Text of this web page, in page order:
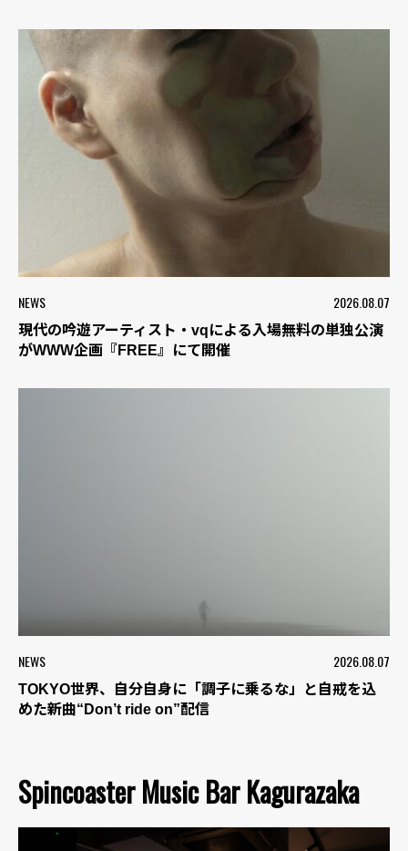
NEWS 2026.08.07
現代の吟遊アーティスト・vqによる入場無料の単独公演
がWWW企画『FREE』にて開催
NEWS 2026.08.07
TOKYO世界、自分自身に「調子に乗るな」と自戒を込
めた新曲“Don’t ride on”配信
Spincoaster Music Bar Kagurazaka